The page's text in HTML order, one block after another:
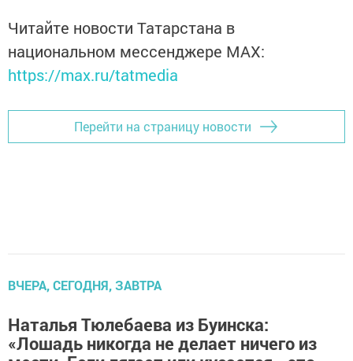
Читайте новости Татарстана в
национальном мессенджере MАХ:
https://max.ru/tatmedia
Перейти на страницу новости
ВЧЕРА, СЕГОДНЯ, ЗАВТРА
Наталья Тюлебаева из Буинска:
«Лошадь никогда не делает ничего из